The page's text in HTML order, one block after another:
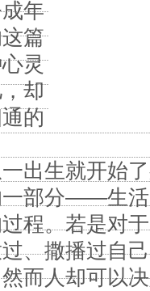
年
篇
灵
却
的
出生就开始
一部分——生
程。若是对
、撒播过自
而人却可以